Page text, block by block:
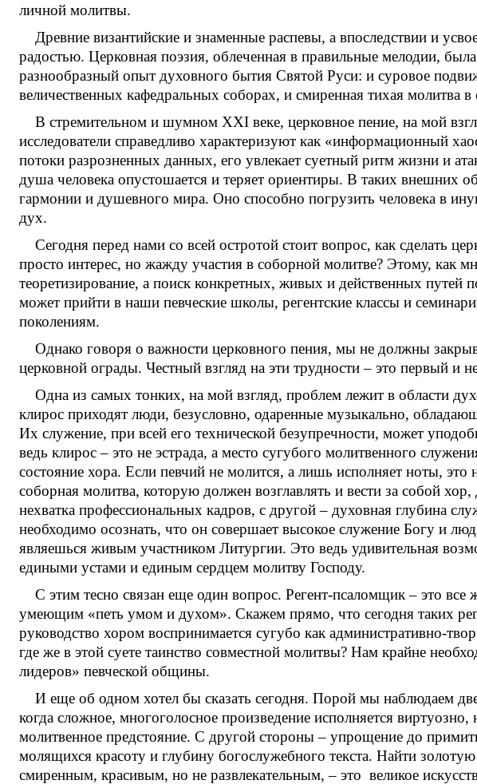
личной молитвы.
Древние византийские и знаменные распевы, а впоследствии и
радостью. Церковная поэзия, облеченная в правильные мелодии,
разнообразный опыт духовного бытия Святой Руси: и суровое
величественных кафедральных соборах, и смиренная тихая молитва в
В стремительном и шумном XXI веке, церковное пение, на мой
исследователи справедливо характеризуют как «информационный
потоки разрозненных данных, его увлекает суетный ритм жизни и
душа человека опустошается и теряет ориентиры. В таких внешних
гармонии и душевного мира. Оно способно погрузить человека в
дух.
Сегодня перед нами со всей остротой стоит вопрос, как сделать
просто интерес, но жажду участия в соборной молитве? Этому, как
теоретизирование, а поиск конкретных, живых и действенных
может прийти в наши певческие школы, регентские классы и
поколениям.
Однако говоря о важности церковного пения, мы не должны
церковной ограды. Честный взгляд на эти трудности – это первый
Одна из самых тонких, на мой взгляд, проблем лежит в области
клирос приходят люди, безусловно, одаренные музыкально,
Их служение, при всей его технической безупречности, может
ведь клирос – это не эстрада, а место сугубого молитвенного
состояние хора. Если певчий не молится, а лишь исполняет ноты,
соборная молитва, которую должен возглавлять и вести за собой
нехватка профессиональных кадров, с другой – духовная глубина
необходимо осознать, что он совершает высокое служение Богу и
являешься живым участником Литургии. Это ведь удивительная
едиными устами и единым сердцем молитву Господу.
С этим тесно связан еще один вопрос. Регент-псаломщик – это
умеющим «петь умом и духом». Скажем прямо, что сегодня таких
руководство хором воспринимается сугубо как административно-
где же в этой суете таинство совместной молитвы? Нам крайне
лидеров» певческой общины.
И еще об одном хотел бы сказать сегодня. Порой мы наблюдаем
когда сложное, многоголосное произведение исполняется
молитвенное предстояние. С другой стороны – упрощение до
молящихся красоту и глубину богослужебного текста. Найти
смиренным, красивым, но не развлекательным, – это великое